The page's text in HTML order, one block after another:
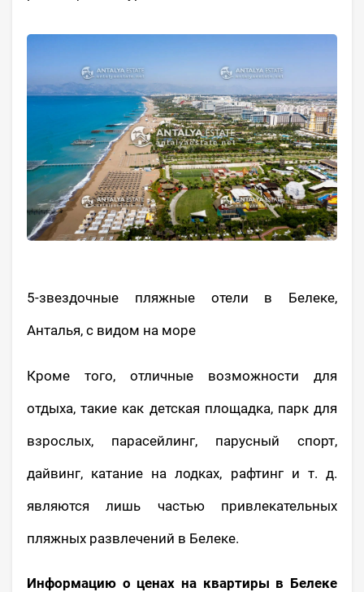
5-звездочные пляжные отели в Белеке,
Анталья, с видом на море
Кроме того, отличные возможности для
отдыха, такие как детская площадка, парк для
взрослых, парасейлинг, парусный спорт,
дайвинг, катание на лодках, рафтинг и т. д.
являются лишь частью привлекательных
пляжных развлечений в Белеке.
Информацию о ценах на квартиры в Белеке